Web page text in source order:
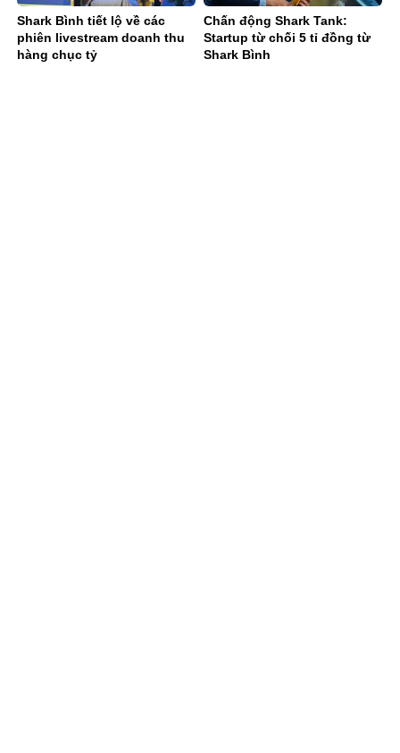
Shark Bình tiết lộ về các
phiên livestream doanh thu
hàng chục tỷ
Chấn động Shark Tank:
Startup từ chối 5 tỉ đồng từ
Shark Bình